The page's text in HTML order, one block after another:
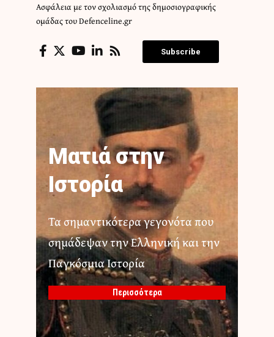
Ασφάλεια με τον σχολιασμό της δημοσιογραφικής
ομάδας του Defenceline.gr
Subscribe
Ματιά στην
Ιστορία
Τα σημαντικότερα γεγονότα που
σημάδεψαν την Ελληνική και την
Παγκόσμια Ιστορία
Περισσότερα